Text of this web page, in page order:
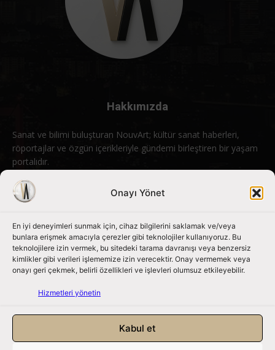
Onayı Yönet
En iyi deneyimleri sunmak için, cihaz bilgilerini saklamak ve/veya
bunlara erişmek amacıyla çerezler gibi teknolojiler kullanıyoruz. Bu
teknolojilere izin vermek, bu sitedeki tarama davranışı veya benzersiz
kimlikler gibi verileri işlememize izin verecektir. Onay vermemek veya
onayı geri çekmek, belirli özellikleri ve işlevleri olumsuz etkileyebilir.
Hizmetleri yönetin
Kabul et
Hakkımızda
Sanat ve bilimi buluşturan NouvArt; kültür sanat haberleri,
röportajlar ve özgün içerikleriyle gündemi birleştiren bir yaşam
portalıdır.
Bizimle iletişime geçin: info@nouvart.net
Bizi Takip Edin